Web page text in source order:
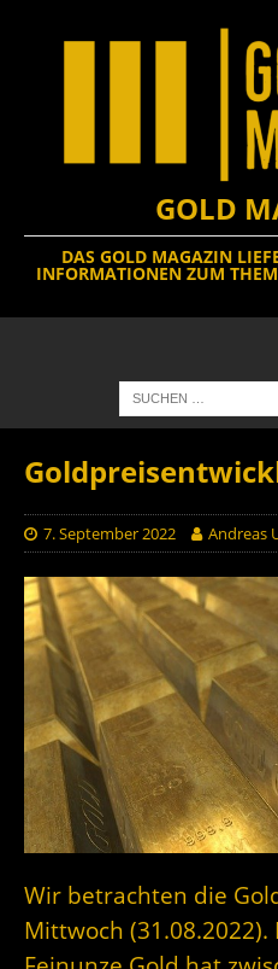
GOLD
DAS GOLD MAGAZIN
INFORMATIONEN ZUM
7. September 2022 Andreas
Wir betrachten die
Mittwoch